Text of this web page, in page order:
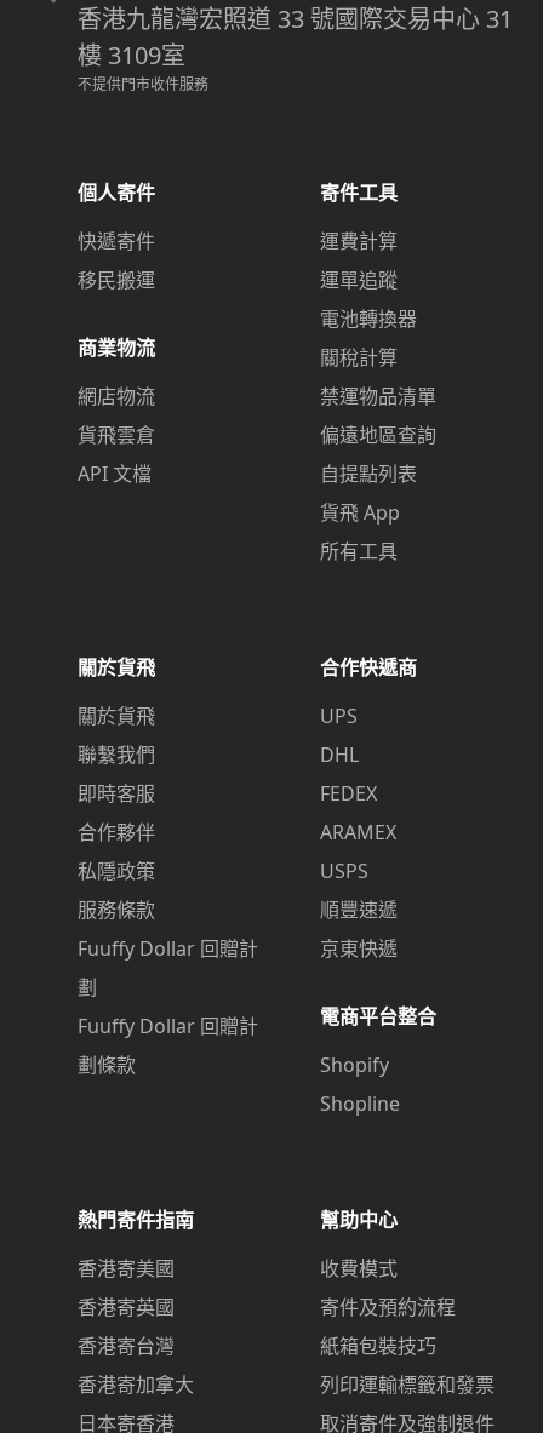
香港九龍灣宏照道 33 號國際交易中心 31
樓 3109室
不提供門市收件服務
個人寄件
快遞寄件
移民搬運
商業物流
網店物流
貨飛雲倉
API 文檔
寄件工具
運費計算
運單追蹤
電池轉換器
關稅計算
禁運物品清單
偏遠地區查詢
自提點列表
貨飛 App
所有工具
關於貨飛
關於貨飛
聯繫我們
即時客服
合作夥伴
私隱政策
服務條款
Fuuffy Dollar 回贈計
劃
Fuuffy Dollar 回贈計
劃條款
合作快遞商
UPS
DHL
FEDEX
ARAMEX
USPS
順豐速遞
京東快遞
電商平台整合
Shopify
Shopline
熱門寄件指南
香港寄美國
香港寄英國
香港寄台灣
香港寄加拿大
日本寄香港
幫助中心
收費模式
寄件及預約流程
紙箱包裝技巧
列印運輸標籤和發票
取消寄件及強制退件